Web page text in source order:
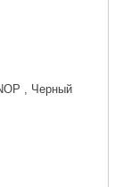
, Черный